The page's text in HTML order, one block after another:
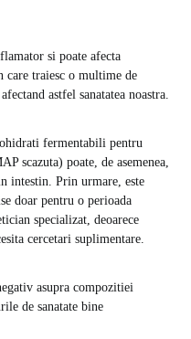
si poate afecta
care traiesc o multime de
astfel sanatatea noastra.
fermentabili pentru
scazuta) poate, de asemenea,
intestin. Prin urmare, este
doar pentru o perioada
specializat, deoarece
cercetari suplimentare.
asupra compozitiei
de sanatate bine